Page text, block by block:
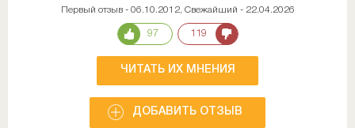
Первый отзыв - 06.10.2012, Свежайший - 22.04.2026
97 119
ЧИТАТЬ ИХ МНЕНИЯ
ДОБАВИТЬ ОТЗЫВ